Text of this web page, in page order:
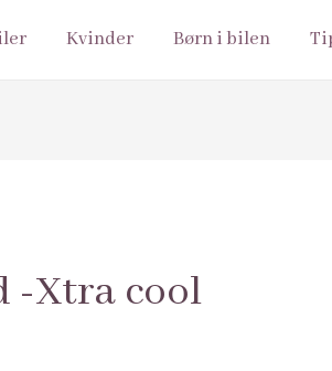
Kvinder Børn i bilen
-Xtra cool